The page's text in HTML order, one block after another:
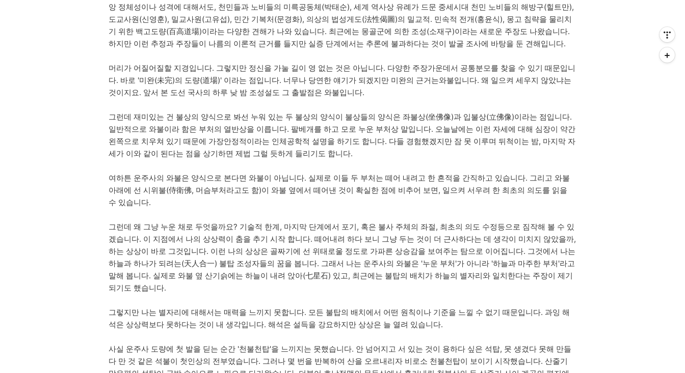
앙 정체성이나 성격에 대해서도, 천민들과 노비들의 미륵공동체(박태순), 세계 역사상 유례가 드문 중세시대 천민 노비들의 해방구(힐트만),
도교사원(신영훈), 밀교사원(고유섭), 민간 기복처(문경화), 의상의 법성게도(法性偈圖)의 밀교적. 민속적 전개(홍윤식), 몽고 침략을 물리치
기 위한 백고도량(百高道場)이라는 다양한 견해가 나와 있습니다. 최근에는 몽골군에 의한 조성(소재구)이라는 새로운 주장도 나왔습니다.
하지만 이런 추정과 주장들이 나름의 이론적 근거를 들지만 실증 단계에서는 추론에 불과하다는 것이 발굴 조사에 바탕을 둔 견해입니다.
머리가 어질어질할 지경입니다. 그렇지만 정신을 가눌 길이 영 없는 것은 아닙니다. 다양한 주장가운데서 공통분모를 찾을 수 있기 때문입니
다. 바로 '미완(未完)의 도량(道場)' 이라는 점입니다. 너무나 당연한 얘기가 되겠지만 미완의 근거는와불입니다. 왜 일으켜 세우지 않았냐는
것이지요. 앞서 본 도선 국사의 하루 낮 밤 조성설도 그 출발점은 와불입니다.
그런데 재미있는 건 불상의 양식으로 봐선 누워 있는 두 불상의 양식이 불상들의 양식은 좌불상(坐佛像)과 입불상(立佛像)이라는 점입니다.
일반적으로 와불이라 함은 부처의 열반상을 이릅니다. 팔베개를 하고 모로 누운 부처상 말입니다. 오늘날에는 이런 자세에 대해 심장이 약간
왼쪽으로 치우쳐 있기 때문에 가장안정적이라는 인체공학적 설명을 하기도 합니다. 다들 경험했겠지만 잠 못 이루며 뒤척이는 밤, 마지막 자
세가 이와 같이 된다는 점을 상기하면 제법 그럴 듯하게 들리기도 합니다.
여하튼 운주사의 와불은 양식으로 본다면 와불이 아닙니다. 실제로 이들 두 부처는 떼어 내려고 한 흔적을 간직하고 있습니다. 그리고 와불
아래에 선 시위불(侍衛佛, 머슴부처라고도 함)이 와불 옆에서 떼어낸 것이 확실한 점에 비추어 보면, 일으켜 서우려 한 최초의 의도를 읽을
수 있습니다.
그런데 왜 그냥 누운 채로 두엇을까요? 기술적 한계, 마지막 단계에서 포기, 혹은 불사 주체의 좌절, 최초의 의도 수정등으로 짐작해 볼 수 있
겠습니다. 이 지점에서 나의 상상력이 춤을 추기 시작 합니다. 떼어내려 하다 보니 그냥 두는 것이 더 근사하다는 데 생각이 미치지 않았을까,
하는 상상이 바로 그것입니다. 이런 나의 상상은 골짜기에 선 위태로울 정도로 가파른 상승감을 보여주는 탐으로 이어집니다. 그것에서 나는
하늘과 하나가 되려는(天人合一) 불탑 조성자들의 꿈을 봅니다. 그래서 나는 운주사의 와불은 '누운 부처'가 아니라 '하늘과 마주한 부처'라고
말해 봅니다. 실제로 와불 옆 산기슭에는 하늘이 내려 앉아(七星石) 있고, 최근에는 불탑의 배치가 하늘의 별자리와 일치한다는 주장이 제기
되기도 했습니다.
그렇지만 나는 별자리에 대해서는 매력을 느끼지 못합니다. 모든 불탑의 배치에서 어떤 원칙이나 기준을 느낄 수 없기 때문입니다. 과잉 해
석은 상상력보다 못하다는 것이 내 생각입니다. 해석은 설득을 강요하지만 상상은 늘 열려 있습니다.
사실 운주사 도량에 첫 발을 딛는 순간 '천불천탑'을 느끼지는 못했습니다. 안 넘어지고 서 있는 것이 용하다 싶은 석탑, 못 생겼다 못해 만들
다 만 것 같은 석불이 첫인상의 전부였습니다. 그러나 몇 번을 반복하여 산을 오르내리자 비로소 천불천탑이 보이기 시작했습니다. 산줄기